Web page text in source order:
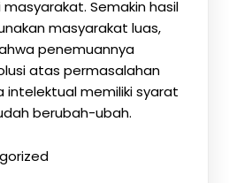
Semakin hasil
masyarakat luas,
penemuannya
atas permasalahan
intelektual memiliki syarat
berubah-ubah.